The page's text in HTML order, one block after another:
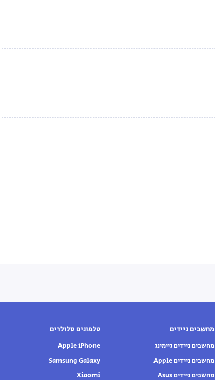
מחשבים ניידים
מחשבים ניידים גיימינג
מחשבים ניידים Apple
מחשבים ניידים Asus
טלפונים סלולרים
Apple iPhone
Samsung Galaxy
Xiaomi